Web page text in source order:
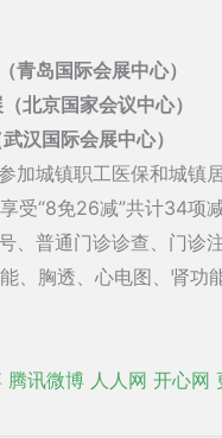
岛国际会展中心）
北京国家会议中心）
汉国际会展中心）
城镇职工医保和城镇
受“8免26减”共计34项减
普通门诊诊查、门诊
、胸透、心电图、肾
腾讯微博 人人网 开心网